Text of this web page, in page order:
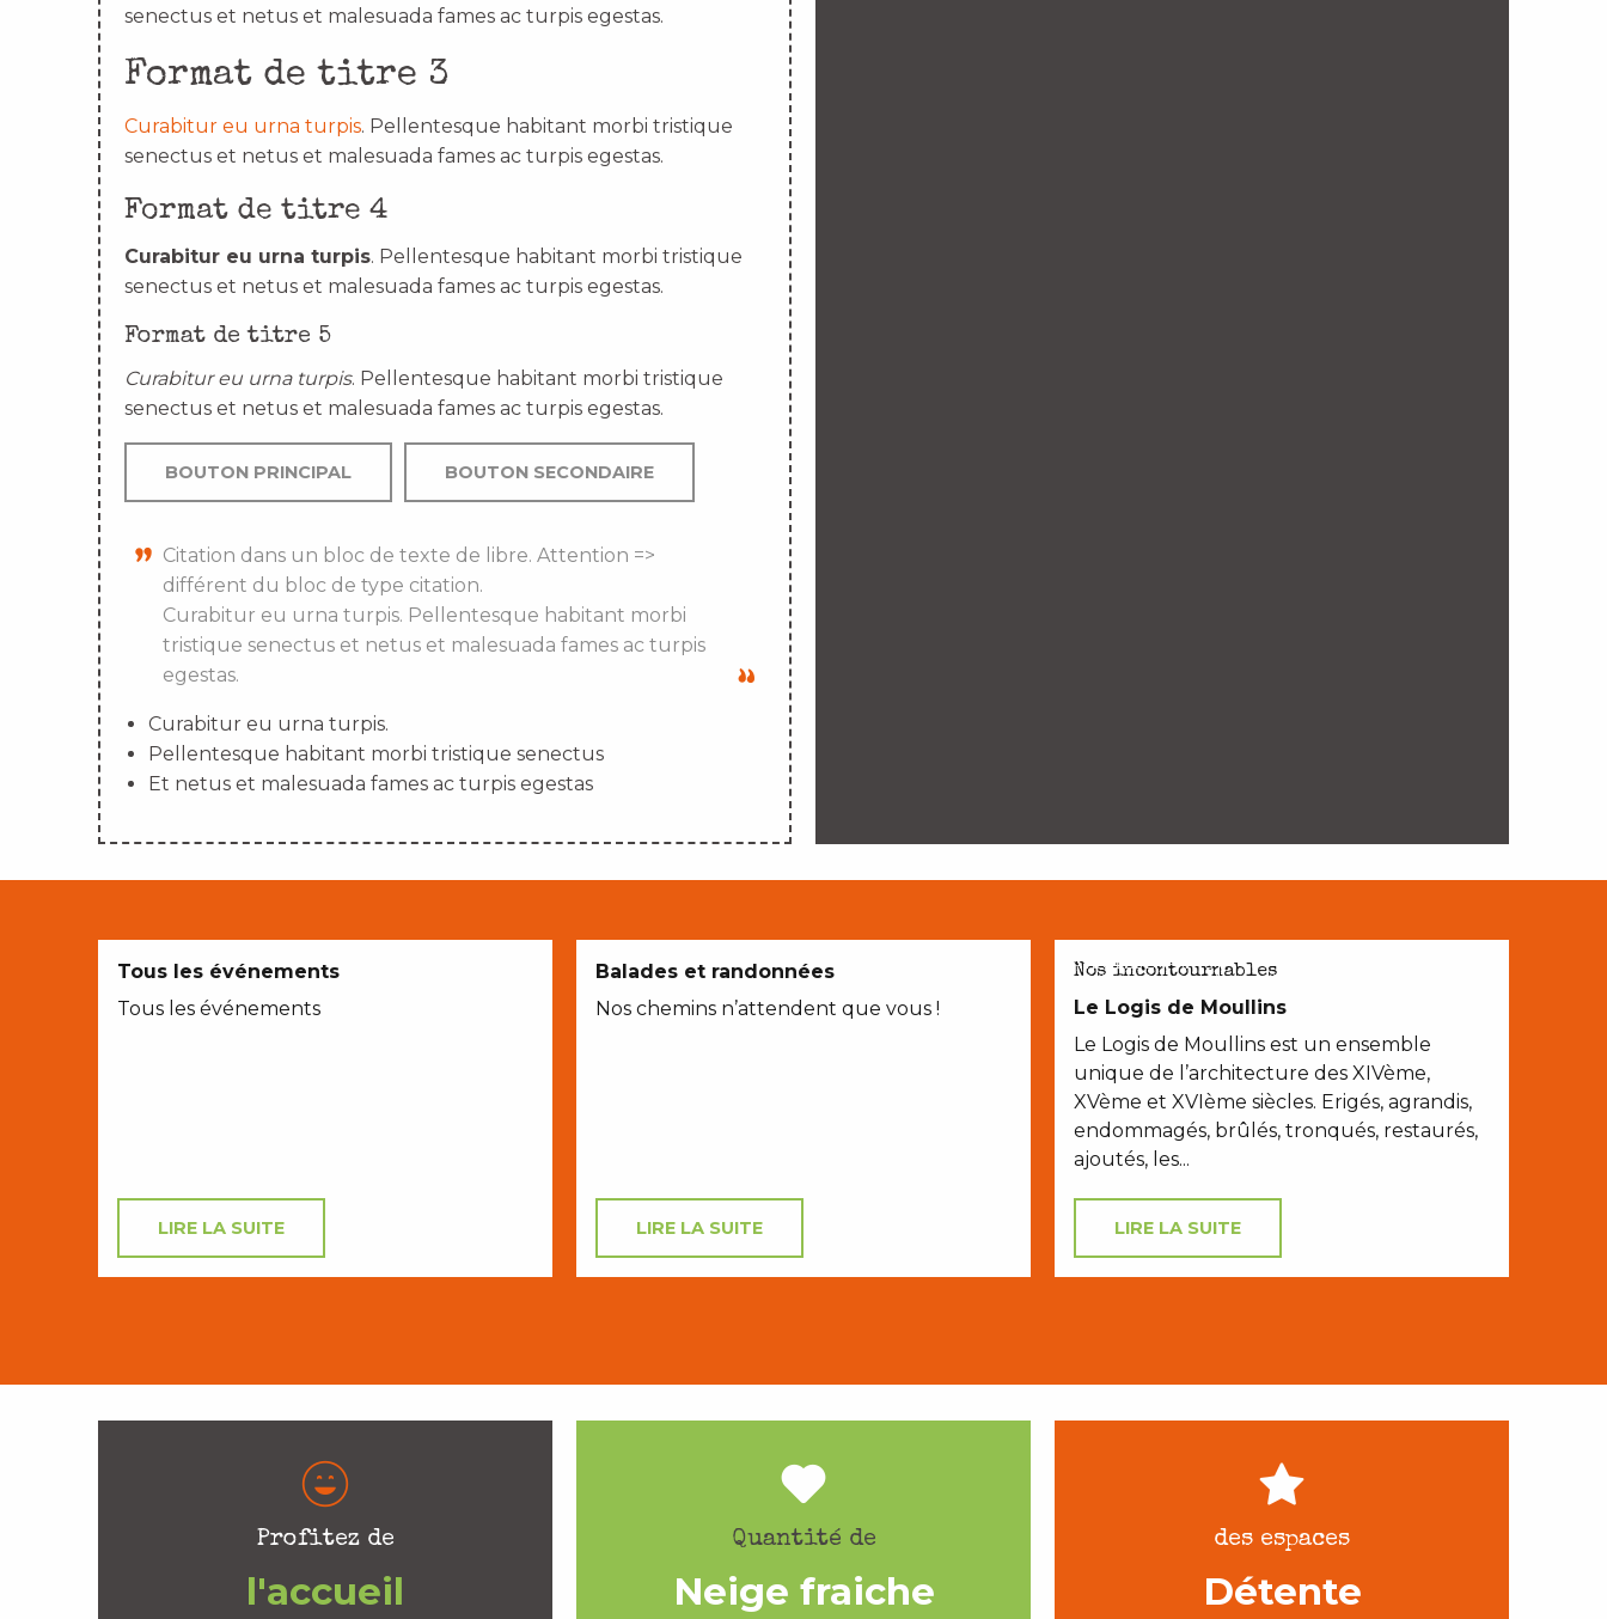
senectus et netus et malesuada fames ac turpis egestas.
Format de titre 3
Curabitur eu urna turpis. Pellentesque habitant morbi tristique
senectus et netus et malesuada fames ac turpis egestas.
Format de titre 4
Curabitur eu urna turpis. Pellentesque habitant morbi tristique
senectus et netus et malesuada fames ac turpis egestas.
Format de titre 5
Curabitur eu urna turpis. Pellentesque habitant morbi tristique
senectus et netus et malesuada fames ac turpis egestas.
BOUTON PRINCIPAL BOUTON SECONDAIRE
Citation dans un bloc de texte de libre. Attention =>
différent du bloc de type citation.
Curabitur eu urna turpis. Pellentesque habitant morbi
tristique senectus et netus et malesuada fames ac turpis
egestas.
Curabitur eu urna turpis.
Pellentesque habitant morbi tristique senectus
Et netus et malesuada fames ac turpis egestas
Tous les événements
Tous les événements
LIRE LA SUITE
Balades et randonnées
Nos chemins n’attendent que vous !
LIRE LA SUITE
AVEC LES ENFANTS
Nos incontournables
Le Logis de Moullins
Le Logis de Moullins est un ensemble
unique de l’architecture des XIVème,
XVème et XVIème siècles. Erigés, agrandis,
endommagés, brûlés, tronqués, restaurés,
ajoutés, les...
LIRE LA SUITE
Profitez de
l'accueil
Quantité de
Neige fraiche
des espaces
Détente